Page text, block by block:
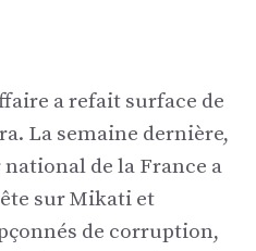
a refait surface de
La semaine dernière,
de la France a
sur Mikati et
de corruption,